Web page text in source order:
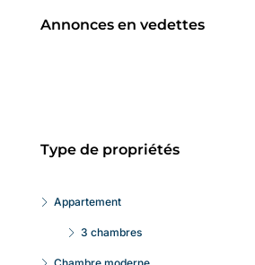
Annonces en vedettes
Type de propriétés
Appartement
3 chambres